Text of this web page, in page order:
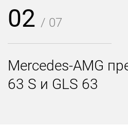
02 / 07
Mercedes-AMG
63 S и GLS 63